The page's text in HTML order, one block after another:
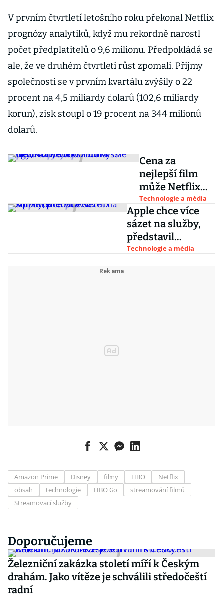
V prvním čtvrtletí letošního roku překonal Netflix
prognózy analytiků, když mu rekordně narostl
počet předplatitelů o 9,6 milionu. Předpokládá se
ale, že ve druhém čtvrtletí růst zpomalí. Příjmy
společnosti se v prvním kvartálu zvýšily o 22
procent na 4,5 miliardy dolarů (102,6 miliardy
korun), zisk stoupl o 19 procent na 344 milionů
dolarů.
Cena za
nejlepší film
může Netflix
posunout do
vyšší ligy,
Hollywood
začíná
panikařit
Technologie a média
Apple chce více
sázet na služby,
představil
konkurenci pro
Technologie a média
Amazon Prime Disney filmy HBO
Netflix
obsah
technologie HBO Go
streamování filmů
Streamovací služby
Doporučujeme
Železniční zakázka století míří k Českým
drahám. Jako vítěze je schválili středočeští
radní